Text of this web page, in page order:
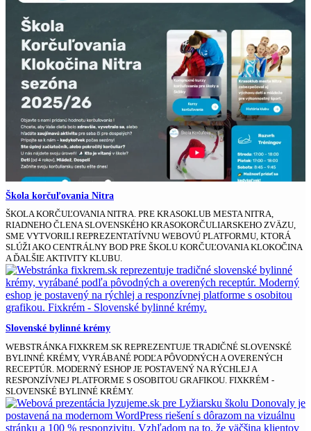
Škola korčuľovania Nitra
ŠKOLA KORČUĽOVANIA NITRA. PRE KRASOKLUB MESTA NITRA,
RIADNEHO ČLENA SLOVENSKÉHO KRASOKORČULIARSKEHO ZVÄZU,
SME VYTVORILI REPREZENTATÍVNU WEBOVÚ PLATFORMU, KTORÁ
SLÚŽI AKO CENTRÁLNY BOD PRE ŠKOLU KORČUĽOVANIA KLOKOČINA
A ĎALŠIE AKTIVITY KLUBU.
Slovenské bylinné krémy
WEBSTRÁNKA FIXKREM.SK REPREZENTUJE TRADIČNÉ SLOVENSKÉ
BYLINNÉ KRÉMY, VYRÁBANÉ PODĽA PÔVODNÝCH A OVERENÝCH
RECEPTÚR. MODERNÝ ESHOP JE POSTAVENÝ NA RÝCHLEJ A
RESPONZÍVNEJ PLATFORME S OSOBITOU GRAFIKOU. FIXKRÉM -
SLOVENSKÉ BYLINNÉ KRÉMY.